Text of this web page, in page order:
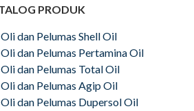
PRODUK
dan Pelumas Shell Oil
dan Pelumas Pertamina Oil
dan Pelumas Total Oil
dan Pelumas Agip Oil
dan Pelumas Dupersol Oil